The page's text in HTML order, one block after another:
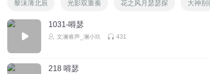
黎沫薄北辰 光影双重奏 花之风月瑟瑟探 大神别得
1031-嘚瑟
文澜睿声_澜小玖 431
218 嘚瑟